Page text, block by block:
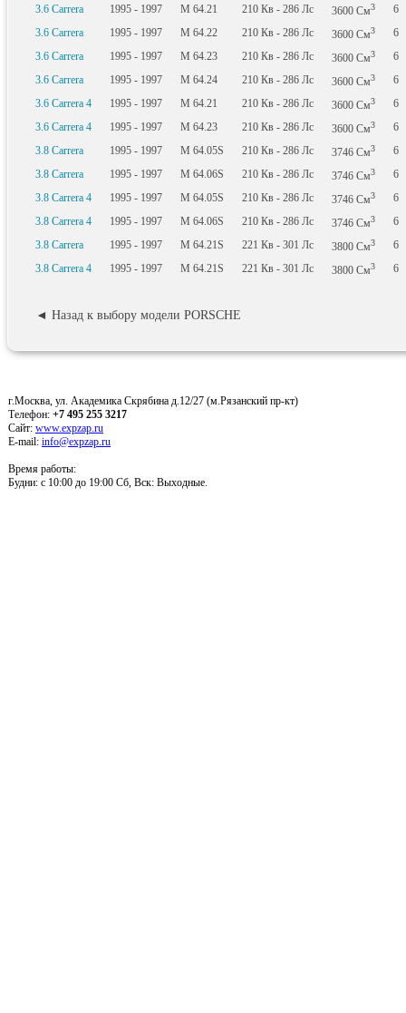
3.6 Carrera
1995 - 1997 M 64.21 210 Кв - 286 Лс 3600 См3
6
3.6 Carrera
1995 - 1997 M 64.22 210 Кв - 286 Лс 3600 См3
6
3.6 Carrera
1995 - 1997 M 64.23 210 Кв - 286 Лс 3600 См3
6
3.6 Carrera
1995 - 1997 M 64.24 210 Кв - 286 Лс 3600 См3
6
3.6 Carrera 4
1995 - 1997 M 64.21 210 Кв - 286 Лс 3600 См3
6
3.6 Carrera 4
1995 - 1997 M 64.23 210 Кв - 286 Лс 3600 См3
6
3.8 Carrera
1995 - 1997 M 64.05S 210 Кв - 286 Лс 3746 См3
6
3.8 Carrera
1995 - 1997 M 64.06S 210 Кв - 286 Лс 3746 См3
6
3.8 Carrera 4
1995 - 1997 M 64.05S 210 Кв - 286 Лс 3746 См3
6
3.8 Carrera 4
1995 - 1997 M 64.06S 210 Кв - 286 Лс 3746 См3
6
3.8 Carrera
1995 - 1997 M 64.21S 221 Кв - 301 Лс 3800 См3
6
3.8 Carrera 4
1995 - 1997 M 64.21S 221 Кв - 301 Лс 3800 См3 6
◄ Назад к выбору модели PORSCHE
г.Москва, ул. Академика Скрябина д.12/27 (м.Рязанский пр-кт)
Телефон: +7 495 255 3217
Сайт: www.expzap.ru
E-mail: info@expzap.ru
Время работы:
Будни: c 10:00 до 19:00 Сб, Вск: Выходные.